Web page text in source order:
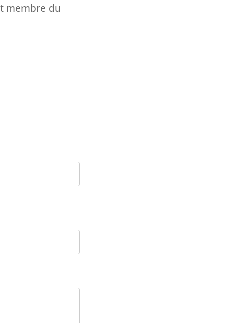
membre du